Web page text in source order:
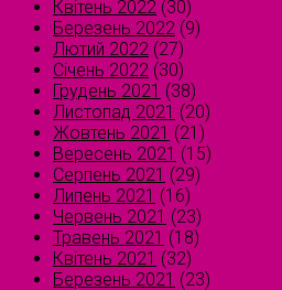
Квітень 2022 (30)
Березень 2022 (9)
Лютий 2022 (27)
Січень 2022 (30)
Грудень 2021 (38)
Листопад 2021 (20)
Жовтень 2021 (21)
Вересень 2021 (15)
Серпень 2021 (29)
Липень 2021 (16)
Червень 2021 (23)
Травень 2021 (18)
Квітень 2021 (32)
Березень 2021 (23)